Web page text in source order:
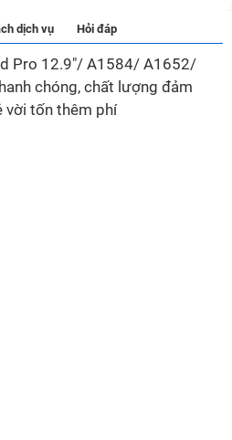
dịch vụ Hỏi đáp
Pro 12.9"/ A1584/ A1652/
chóng, chất lượng đảm
vời tốn thêm phí